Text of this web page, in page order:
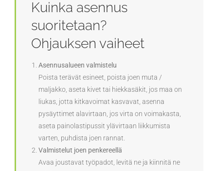
Kuinka asennus
suoritetaan?
Ohjauksen vaiheet
Asennusalueen valmistelu
Poista terävät esineet, poista joen muta /
maljakko, aseta kivet tai hiekkasäkit, jos maa on
liukas, jotta kitkavoimat kasvavat, asenna
pysäyttimet alavirtaan, jos virta on voimakasta,
aseta painolastipussit ylävirtaan liikkumista
varten, puhdista joen rannat.
Valmistelut joen penkereellä
Avaa joustavat työpadot, levitä ne ja kiinnitä ne